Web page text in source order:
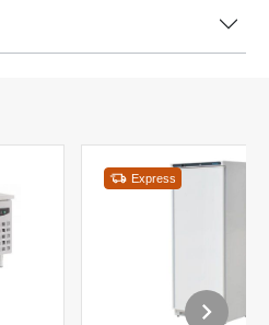
Express